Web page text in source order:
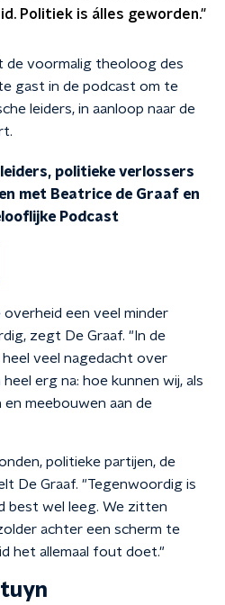
Politiek is álles geworden."
de voormalig theoloog des
gast in de podcast om te
leiders, in aanloop naar de
politieke verlossers
met Beatrice de Graaf en
Podcast
overheid een veel minder
zegt De Graaf. "In de
veel nagedacht over
erg na: hoe kunnen wij, als
meebouwen aan de
politieke partijen, de
De Graaf. "Tegenwoordig is
best wel leeg. We zitten
achter een scherm te
het allemaal fout doet."